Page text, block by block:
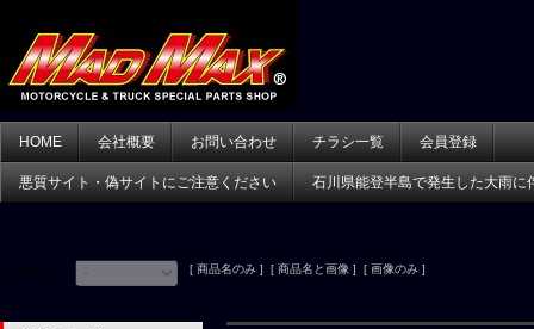
HOME 会社概要 お問い合わせ チラシ一覧 会員登録
悪質サイト・偽サイトにご注意ください 石川県能登半島で発生した大雨に
[ 商品名のみ ] [ 商品名と画像 ] [ 画像のみ ]